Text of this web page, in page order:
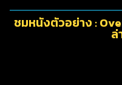
ชมหนังตัวอย่าง :
ล่